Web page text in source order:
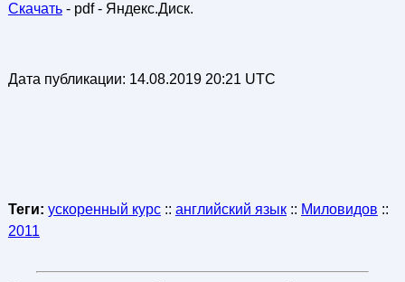
Скачать- pdf - Яндекс.Диск.
Дата публикации: 14.08.2019 20:21 UTC
Теги: ускоренный курс:: английский язык:: Миловидов ::
2011